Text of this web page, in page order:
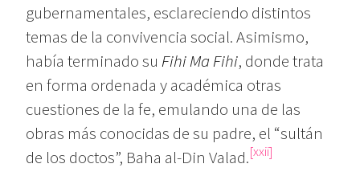
gubernamentales, esclareciendo distintos
temas de la convivencia social. Asimismo,
había terminado su Fihi Ma Fihi, donde trata
en forma ordenada y académica otras
cuestiones de la fe, emulando una de las
obras más conocidas de su padre, el “sultán
de los doctos”, Baha al-Din Valad.[xxii]